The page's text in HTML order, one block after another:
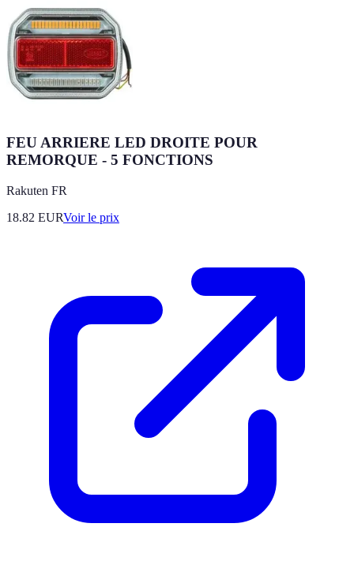
FEU ARRIERE LED DROITE POUR
REMORQUE - 5 FONCTIONS
Rakuten FR
18.82 EURVoir le prix